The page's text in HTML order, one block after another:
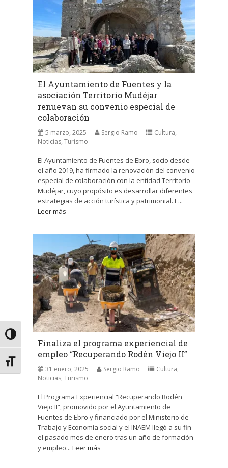
Alternar alto contraste
Alternar tamaño de letra
El Ayuntamiento de Fuentes y la
asociación Territorio Mudéjar
renuevan su convenio especial de
colaboración
5 marzo, 2025 Sergio Ramo Cultura,
Noticias, Turismo
El Ayuntamiento de Fuentes de Ebro, socio desde
el año 2019, ha firmado la renovación del convenio
especial de colaboración con la entidad Territorio
Mudéjar, cuyo propósito es desarrollar diferentes
estrategias de acción turística y patrimonial. E...
Leer más
Finaliza el programa experiencial de
empleo “Recuperando Rodén Viejo II”
31 enero, 2025 Sergio Ramo Cultura,
Noticias, Turismo
El Programa Experiencial “Recuperando Rodén
Viejo II”, promovido por el Ayuntamiento de
Fuentes de Ebro y financiado por el Ministerio de
Trabajo y Economía social y el INAEM llegó a su fin
el pasado mes de enero tras un año de formación
y empleo... Leer más